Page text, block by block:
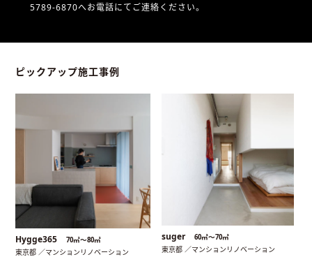
5789-6870へお電話にてご連絡ください。
ピックアップ施工事例
Hygge365 70㎡〜80㎡
東京都 ／マンションリノベーション
suger 60㎡〜70㎡
東京都 ／マンションリノベーション